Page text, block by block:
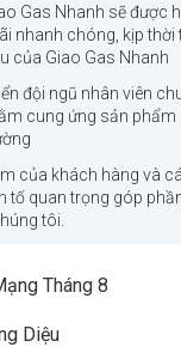
Gas Nhanh sẽ được
nhanh chóng, kịp thời
của Giao Gas Nhanh
đội ngũ nhân viên
cung ứng sản phẩm
của khách hàng và
tố quan trọng góp
tôi.
Tháng 8
Diệu